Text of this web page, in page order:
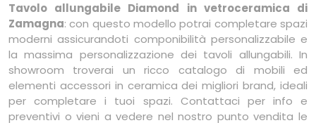
Tavolo allungabile Diamond in vetroceramica di
Zamagna: con questo modello potrai completare spazi
moderni assicurandoti componibilità personalizzabile e
la massima personalizzazione dei tavoli allungabili. In
showroom troverai un ricco catalogo di mobili ed
elementi accessori in ceramica dei migliori brand, ideali
per completare i tuoi spazi. Contattaci per info e
preventivi o vieni a vedere nel nostro punto vendita le